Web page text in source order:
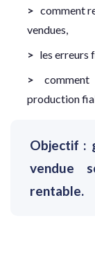
comment
vendues,
les erreurs
production
Objectif :
vendue
rentable.